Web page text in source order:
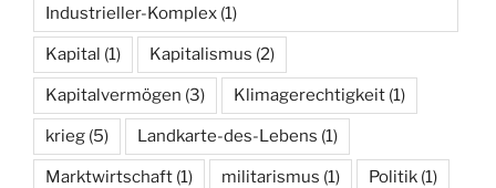
Industrieller-Komplex (1)
Kapital (1) Kapitalismus (2)
Kapitalvermögen (3) Klimagerechtigkeit (1)
krieg (5) Landkarte-des-Lebens (1)
Marktwirtschaft (1) militarismus (1) Politik (1)